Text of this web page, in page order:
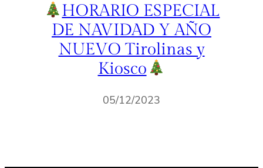
HORARIO ESPECIAL
DE NAVIDAD Y AÑO
NUEVO Tirolinas y
Kiosco
05/12/2023